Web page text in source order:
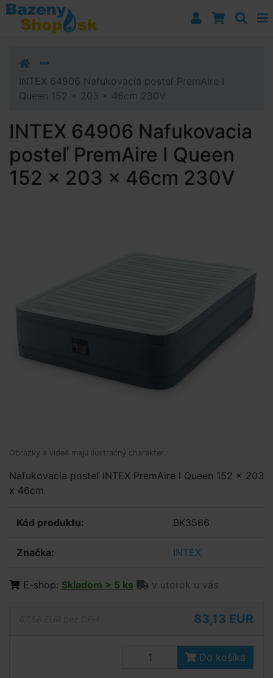
Prejsť k navigácii
Prejsť na obsah
Prejsť k bočnému stĺpci
INTEX 64906 Nafukovacia posteľ PremAire I
Queen 152 x 203 x 46cm 230V
INTEX 64906 Nafukovacia
posteľ PremAire I Queen
152 x 203 x 46cm 230V
Obrázky a videá majú ilustračný charakter.
Nafukovacia posteľ INTEX PremAire I Queen 152 x 203
x 46cm
Kód produktu: BK3566
Značka: INTEX
E-shop: Skladom > 5 ks v utorok u vás
83,13 EUR
Do košíka